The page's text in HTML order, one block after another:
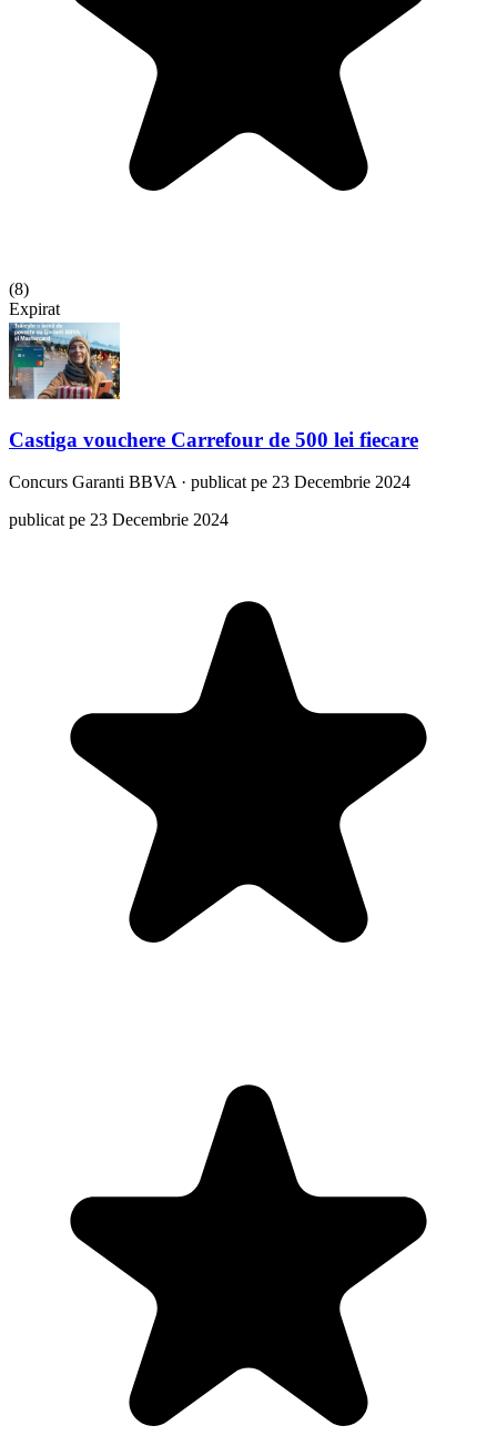
(8)
Expirat
Castiga vouchere Carrefour de 500 lei fiecare
Concurs Garanti BBVA· publicat pe 23 Decembrie 2024
publicat pe 23 Decembrie 2024